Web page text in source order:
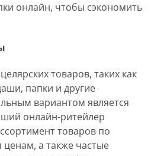
онлайн, чтобы сэкономить
товаров, таких как
папки и другие
вариантом является
онлайн-ритейлер
товаров по
а также частые